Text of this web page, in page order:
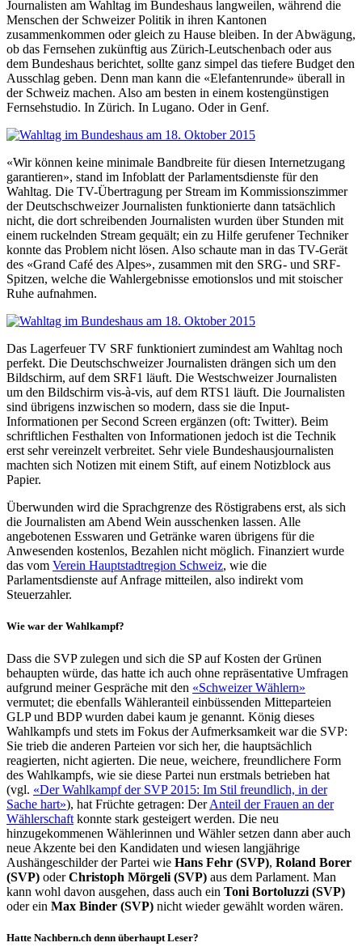
Journalisten am Wahltag im Bundeshaus langweilen, während die
Menschen der Schweizer Politik in ihren Kantonen
zusammenkommen oder gleich zu Hause bleiben. In der Abwägung,
ob das Fernsehen zukünftig aus Zürich-Leutschenbach oder aus
dem Bundeshaus berichtet, sollte ganz simpel das tiefere Budget den
Ausschlag geben. Denn man kann die «Elefantenrunde» überall in
der Schweiz machen. Also am besten in einem kostengünstigen
Fernsehstudio. In Zürich. In Lugano. Oder in Genf.
«Wir können keine minimale Bandbreite für diesen Internetzugang
garantieren», stand im Infoblatt der Parlamentsdienste für den
Wahltag. Die TV-Übertragung per Stream im Kommissionszimmer
der Deutschschweizer Journalisten funktionierte dann tatsächlich
nicht, die dort schreibenden Journalisten wurden über Stunden mit
einem ruckelnden Stream gequält; ein zu Hilfe gerufener Techniker
konnte das Problem nicht lösen. Also schaute man in das TV-Gerät
des «Grand Café des Alpes», zusammen mit den SRG- und SRF-
Spitzen, welche die Wahlergebnisse emotionslos und mit stoischer
Ruhe aufnahmen.
Das Lagerfeuer TV SRF funktioniert zumindest am Wahltag noch
perfekt. Die Deutschschweizer Journalisten drängen sich um den
Bildschirm, auf dem SRF1 läuft. Die Westschweizer Journalisten
um den Bildschirm vis-à-vis, auf dem RTS1 läuft. Die Journalisten
sind übrigens inzwischen so modern, dass sie die Input-
Informationen per Second Screen ergänzen (oft: Twitter). Beim
schriftlichen Festhalten von Informationen jedoch ist die Technik
erst sehr vereinzelt verbreitet. Sehr viele Bundeshausjournalisten
machten sich Notizen mit einem Stift, auf einem Notizblock aus
Papier.
Überwunden wird die Sprachgrenze des Röstigrabens erst, als sich
die Journalisten am Abend Wein ausschenken lassen. Alle
angebotenen Esswaren und Getränke waren übrigens für die
Anwesenden kostenlos, Bezahlen nicht möglich. Finanziert wurde
das vom Verein Hauptstadtregion Schweiz, wie die
Parlamentsdienste auf Anfrage mitteilen, also indirekt vom
Steuerzahler.
Wie war der Wahlkampf?
Dass die SVP zulegen und sich die SP auf Kosten der Grünen
behaupten würde, das hatte ich auch ohne repräsentative Umfragen
aufgrund meiner Gespräche mit den «Schweizer Wählern»
vermutet; die ebenfalls Wähleranteil einbüssenden Mitteparteien
GLP und BDP wurden dabei kaum je genannt. König dieses
Wahlkampfs und stets im Fokus der Aufmerksamkeit war die SVP:
Sie trieb die anderen Parteien vor sich her, die hauptsächlich
reagierten, nicht agierten. Die neue, weichere, freundlichere Form
des Wahlkampfs, wie sie diese Partei nun erstmals betrieben hat
(vgl. «Der Wahlkampf der SVP 2015: Im Stil freundlich, in der
Sache hart»), hat Früchte getragen: DerAnteil der Frauen an der
Wählerschaft konnte stark gesteigert werden. Die neu
hinzugekommenen Wählerinnen und Wähler setzen dann aber auch
neue Akzente bei den Kandidaten und wiesen langjährige
Aushängeschilder der Partei wie Hans Fehr (SVP), Roland Borer
(SVP) oderChristoph Mörgeli (SVP) aus dem Parlament. Man
kann wohl davon ausgehen, dass auch ein Toni Bortoluzzi (SVP)
oder ein Max Binder (SVP) nicht wieder gewählt worden wären.
Hatte Nachbern.ch denn überhaupt Leser?